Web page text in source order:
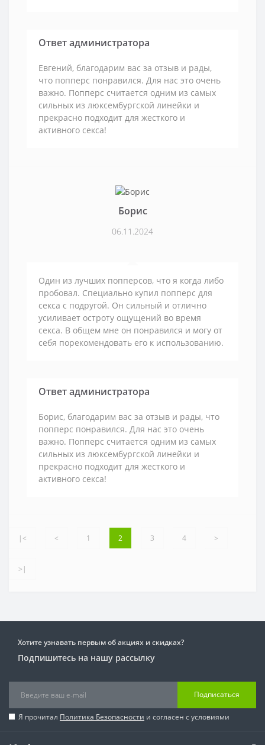
Ответ администратора
Евгений, благодарим вас за отзыв и рады,
что попперс понравился. Для нас это очень
важно. Попперс считается одним из самых
сильных из люксембургской линейки и
прекрасно подходит для жесткого и
активного секса!
Борис
06.11.2024
Один из лучших попперсов, что я когда либо
пробовал. Специально купил попперс для
секса с подругой. Он сильный и отлично
усиливает остроту ощущений во время
секса. В общем мне он понравился и могу от
себя порекомендовать его к использованию.
Ответ администратора
Борис, благодарим вас за отзыв и рады, что
попперс понравился. Для нас это очень
важно. Попперс считается одним из самых
сильных из люксембургской линейки и
прекрасно подходит для жесткого и
активного секса!
|< < 1 2 3 4 >
>|
Хотите узнавать первым об акциях и скидках?
Подпишитесь на нашу рассылку
Подписаться
Я прочитал Политика Безопасности и согласен с условиями